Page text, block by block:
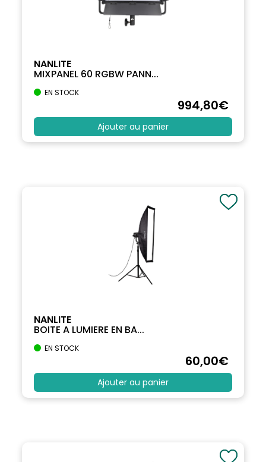
NANLITE
MIXPANEL 60 RGBW PANN...
EN STOCK
994,80€
Ajouter au panier
NANLITE
BOITE A LUMIERE EN BA...
EN STOCK
60,00€
Ajouter au panier